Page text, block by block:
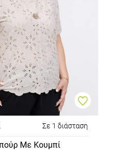
Σε 1 διάσταση
Με Κουμπί